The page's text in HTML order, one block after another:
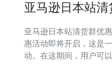
亚马逊日本站
亚马逊日本站清货群优惠活动开启 亚马
惠活动即将开启，这是
动。在这期间，用户可